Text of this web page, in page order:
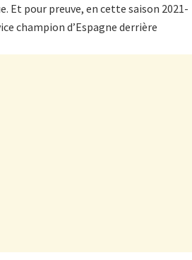
Et pour preuve, en cette saison 2021-
champion d’Espagne derrière